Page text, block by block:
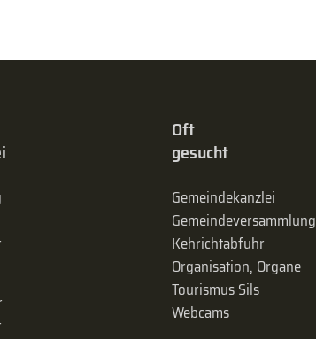
Oft
gesucht
Gemeindekanzlei
Gemeinde­versammlung
Kehrichtabfuhr
Organisation, Organe
Tourismus Sils
Webcams